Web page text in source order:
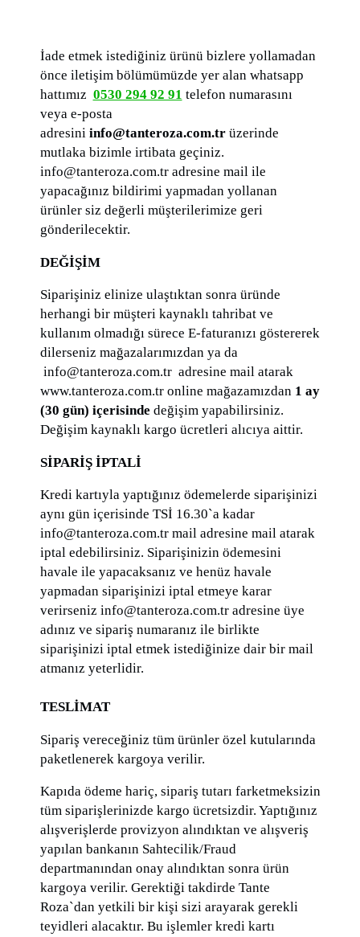
İade etmek istediğiniz ürünü bizlere yollamadan
önce iletişim bölümümüzde yer alan whatsapp
hattımız 0530 294 92 91 telefon numarasını
veya e-posta
adresini info@tanteroza.com.trüzerinde
mutlaka bizimle irtibata geçiniz.
info@tanteroza.com.tr adresine mail ile
yapacağınız bildirimi yapmadan yollanan
ürünler siz değerli müşterilerimize geri
gönderilecektir.
DEĞİŞİM
Siparişiniz elinize ulaştıktan sonra üründe
herhangi bir müşteri kaynaklı tahribat ve
kullanım olmadığı sürece E-faturanızı göstererek
dilerseniz mağazalarımızdan ya da
info@tanteroza.com.tr adresine mail atarak
www.tanteroza.com.tr online mağazamızdan 1 ay
(30 gün) içerisinde değişim yapabilirsiniz.
Değişim kaynaklı kargo ücretleri alıcıya aittir.
SİPARİŞ İPTALİ
Kredi kartıyla yaptığınız ödemelerde siparişinizi
aynı gün içerisinde TSİ 16.30`a kadar
info@tanteroza.com.tr mail adresine mail atarak
iptal edebilirsiniz. Siparişinizin ödemesini
havale ile yapacaksanız ve henüz havale
yapmadan siparişinizi iptal etmeye karar
verirseniz info@tanteroza.com.tr adresine üye
adınız ve sipariş numaranız ile birlikte
siparişinizi iptal etmek istediğinize dair bir mail
atmanız yeterlidir.
TESLİMAT
Sipariş vereceğiniz tüm ürünler özel kutularında
paketlenerek kargoya verilir.
Kapıda ödeme hariç, sipariş tutarı farketmeksizin
tüm siparişlerinizde kargo ücretsizdir. Yaptığınız
alışverişlerde provizyon alındıktan ve alışveriş
yapılan bankanın Sahtecilik/Fraud
departmanından onay alındıktan sonra ürün
kargoya verilir. Gerektiği takdirde Tante
Roza`dan yetkili bir kişi sizi arayarak gerekli
teyidleri alacaktır. Bu işlemler kredi kartı